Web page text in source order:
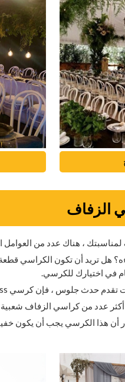
الزفاف
، هناك عدد من العوامل
هل تريد أن تكون
أن هذا الكرسي يجب أن يكون